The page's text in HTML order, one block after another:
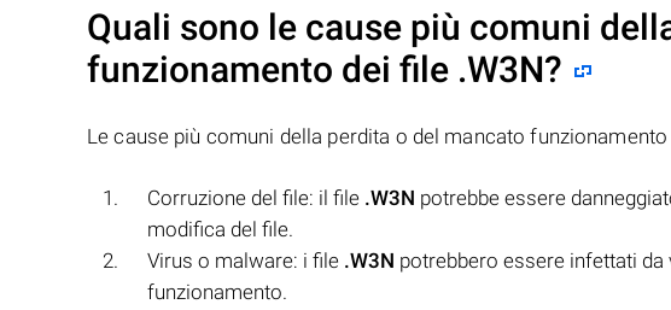
Quali sono le cause più comuni
funzionamento dei file .W3N?
Le cause più comuni della perdita o del mancato
Corruzione del file: il file .W3N potrebbe essere
modifica del file.
Virus o malware: i file .W3N potrebbero essere infettati
funzionamento.